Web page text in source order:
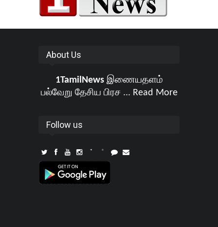
About Us
1TamilNewsஇணையதளம்
பல்வேறு தேசிய பிரச ... Read More
Follow us